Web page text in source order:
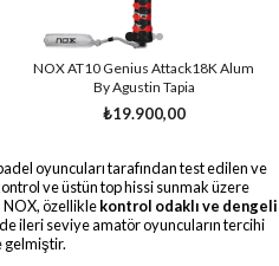
NOX AT10 Genius Attack18K Alum
By Agustin Tapia
₺19.900,00
oyuncuları tarafından test edilen ve
ve üstün top hissi sunmak üzere
NOX, özelliklekontrol odaklı ve dengeli
ileri seviye amatör oyuncuların tercihi
gelmiştir.